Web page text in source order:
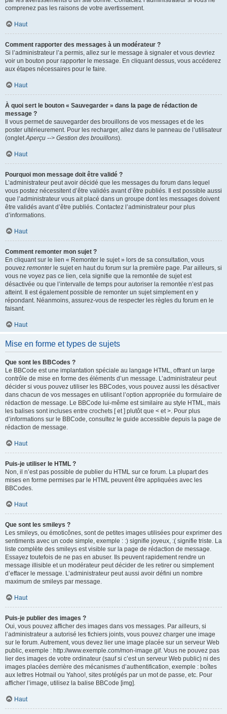
comprenez pas les raisons de votre avertissement.
Haut
Comment rapporter des messages à un modérateur ?
Si l’administrateur l’a permis, allez sur le message à signaler et vous devriez
voir un bouton pour rapporter le message. En cliquant dessus, vous accéderez
aux étapes nécessaires pour le faire.
Haut
À quoi sert le bouton « Sauvegarder » dans la page de rédaction de
message ?
Il vous permet de sauvegarder des brouillons de vos messages et de les
poster ultérieurement. Pour les recharger, allez dans le panneau de l’utilisateur
(ongletAperçu --> Gestion des brouillons).
Haut
Pourquoi mon message doit être validé ?
L’administrateur peut avoir décidé que les messages du forum dans lequel
vous postez nécessitent d’être validés avant d’être publiés. Il est possible aussi
que l’administrateur vous ait placé dans un groupe dont les messages doivent
être validés avant d’être publiés. Contactez l’administrateur pour plus
d’informations.
Haut
Comment remonter mon sujet ?
En cliquant sur le lien « Remonter le sujet » lors de sa consultation, vous
pouvez remonterle sujet en haut du forum sur la première page. Par ailleurs, si
vous ne voyez pas ce lien, cela signifie que la remontée de sujet est
désactivée ou que l’intervalle de temps pour autoriser la remontée n’est pas
atteint. Il est également possible de remonter un sujet simplement en y
répondant. Néanmoins, assurez-vous de respecter les règles du forum en le
faisant.
Haut
Mise en forme et types de sujets
Que sont les BBCodes ?
Le BBCode est une implantation spéciale au langage HTML, offrant un large
contrôle de mise en forme des éléments d’un message. L’administrateur peut
décider si vous pouvez utiliser les BBCodes, vous pouvez aussi les désactiver
dans chacun de vos messages en utilisant l’option appropriée du formulaire de
rédaction de message. Le BBCode lui-même est similaire au style HTML, mais
les balises sont incluses entre crochets [ et ] plutôt que < et >. Pour plus
d’informations sur le BBCode, consultez le guide accessible depuis la page de
rédaction de message.
Haut
Puis-je utiliser le HTML ?
Non, il n’est pas possible de publier du HTML sur ce forum. La plupart des
mises en forme permises par le HTML peuvent être appliquées avec les
BBCodes.
Haut
Que sont les smileys ?
Les smileys, ou émoticônes, sont de petites images utilisées pour exprimer des
sentiments avec un code simple, exemple : :) signifie joyeux, :( signifie triste. La
liste complète des smileys est visible sur la page de rédaction de message.
Essayez toutefois de ne pas en abuser. Ils peuvent rapidement rendre un
message illisible et un modérateur peut décider de les retirer ou simplement
d’effacer le message. L’administrateur peut aussi avoir défini un nombre
maximum de smileys par message.
Haut
Puis-je publier des images ?
Oui, vous pouvez afficher des images dans vos messages. Par ailleurs, si
l’administrateur a autorisé les fichiers joints, vous pouvez charger une image
sur le forum. Autrement, vous devez lier une image placée sur un serveur Web
public, exemple : http://www.exemple.com/mon-image.gif. Vous ne pouvez pas
lier des images de votre ordinateur (sauf si c’est un serveur Web public) ni des
images placées derrière des mécanismes d’authentification, exemple : boîtes
aux lettres Hotmail ou Yahoo!, sites protégés par un mot de passe, etc. Pour
afficher l’image, utilisez la balise BBCode [img].
Haut